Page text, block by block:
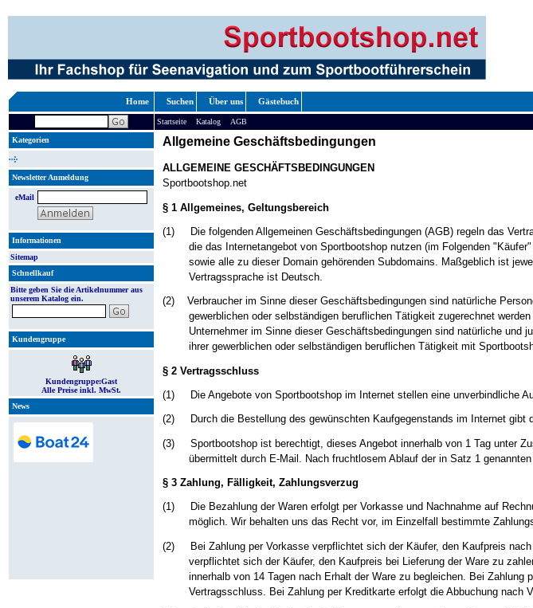
Home Suchen Über uns Gästebuch
Startseite » Katalog » AGB
Kategorien
Newsletter Anmeldung
eMail
Informationen
Sitemap
Schnellkauf
Bitte geben Sie die Artikelnummer aus
unserem Katalog ein.
Kundengruppe
Kundengruppe:Gast
Alle Preise inkl. MwSt.
News
Allgemeine Geschäftsbedingungen
ALLGEMEINE GESCHÄFTSBEDINGUNGEN
Sportbootshop.net
§ 1 Allgemeines, Geltungsbereich
(1)
Die folgenden Allgemeinen Geschäftsbedingungen (AGB) regeln das
die das Internetangebot von Sportbootshop nutzen (im Folgenden
sowie alle zu dieser Domain gehörenden Subdomains. Maßgeblich ist
Vertragssprache ist Deutsch.
(2)
Verbraucher im Sinne dieser Geschäftsbedingungen sind natürliche
gewerblichen oder selbständigen beruflichen Tätigkeit zugerechnet werden
Unternehmer im Sinne dieser Geschäftsbedingungen sind natürliche
ihrer gewerblichen oder selbständigen beruflichen Tätigkeit mit
§ 2 Vertragsschluss
(1) Die Angebote von Sportbootshop im Internet stellen eine unverbindliche
(2) Durch die Bestellung des gewünschten Kaufgegenstands im Internet
(3)
Sportbootshop ist berechtigt, dieses Angebot innerhalb von 1 Tag unter
übermittelt durch E-Mail. Nach fruchtlosem Ablauf der in Satz 1
§ 3 Zahlung, Fälligkeit, Zahlungsverzug
(1)
Die Bezahlung der Waren erfolgt per Vorkasse und Nachnahme auf
möglich. Wir behalten uns das Recht vor, im Einzelfall bestimmte
(2)
Bei Zahlung per Vorkasse verpflichtet sich der Käufer, den Kaufpreis
verpflichtet sich der Käufer, den Kaufpreis bei Lieferung der Ware zu
innerhalb von 14 Tagen nach Erhalt der Ware zu begleichen. Bei
Vertragsschluss. Bei Zahlung per Kreditkarte erfolgt die Abbuchung nach